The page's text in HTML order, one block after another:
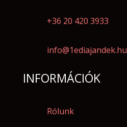
+36 20 420 3933
info@1ediajandek.hu
INFORMÁCIÓK
Rólunk